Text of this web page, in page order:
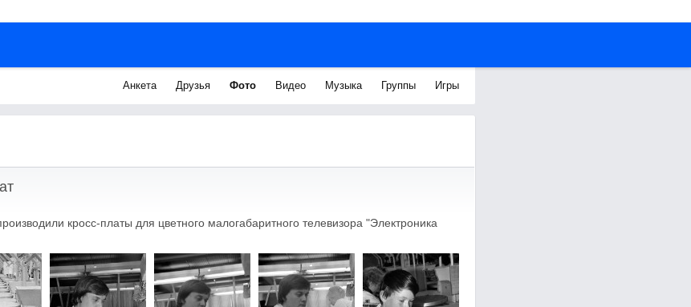
Анкета Друзья Фото Видео Музыка Группы Игры
кросс-платы для цветного малогабаритного телевизора "Электроника